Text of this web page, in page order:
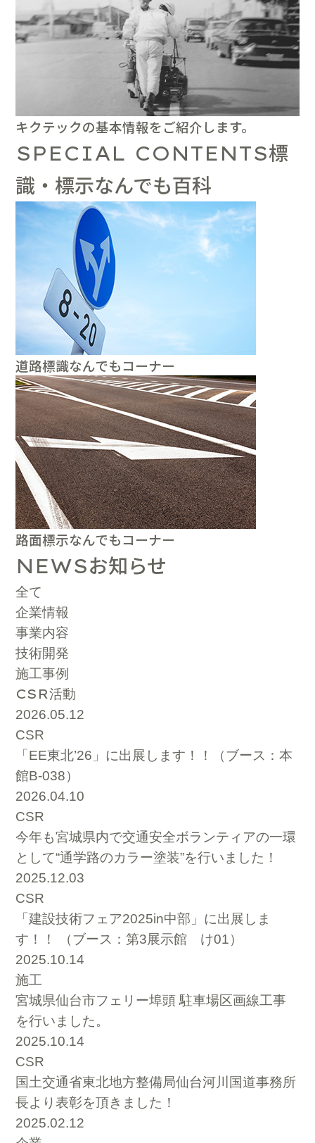
キクテックの基本情報をご紹介します。
SPECIAL CONTENTS標
識・標示なんでも百科
道路標識なんでもコーナー
路面標示なんでもコーナー
NEWSお知らせ
全て
企業情報
事業内容
技術開発
施工事例
CSR活動
2026.05.12
CSR
「EE東北’26」に出展します！！（ブース：本
館B-038）
2026.04.10
CSR
今年も宮城県内で交通安全ボランティアの一環
として“通学路のカラー塗装”を行いました！
2025.12.03
CSR
「建設技術フェア2025in中部」に出展しま
す！！ （ブース：第3展示館 け01）
2025.10.14
施工
宮城県仙台市フェリー埠頭 駐車場区画線工事
を行いました。
2025.10.14
CSR
国土交通省東北地方整備局仙台河川国道事務所
長より表彰を頂きました！
2025.02.12